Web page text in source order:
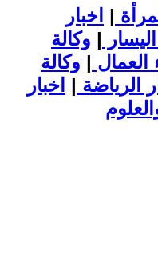
| اخبار
| وكالة
العمال | وكالة
الرياضة | اخبار